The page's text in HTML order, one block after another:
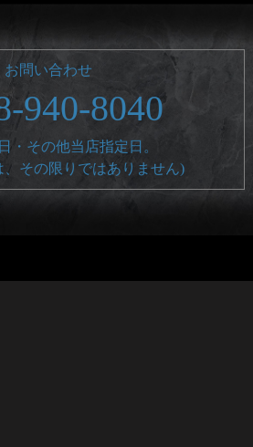
お問い合わせ
940-8040
・その他当店指定日。
、その限りではありません)